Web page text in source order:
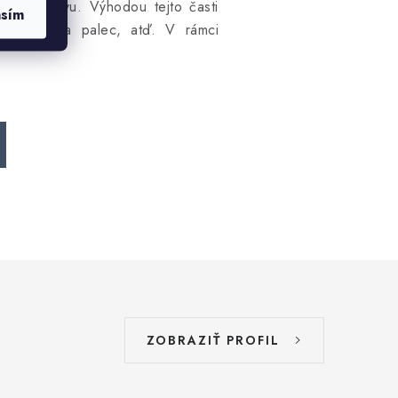
vrstvu. Výhodou tejto časti
na palec, atď. V rámci
ZOBRAZIŤ PROFIL